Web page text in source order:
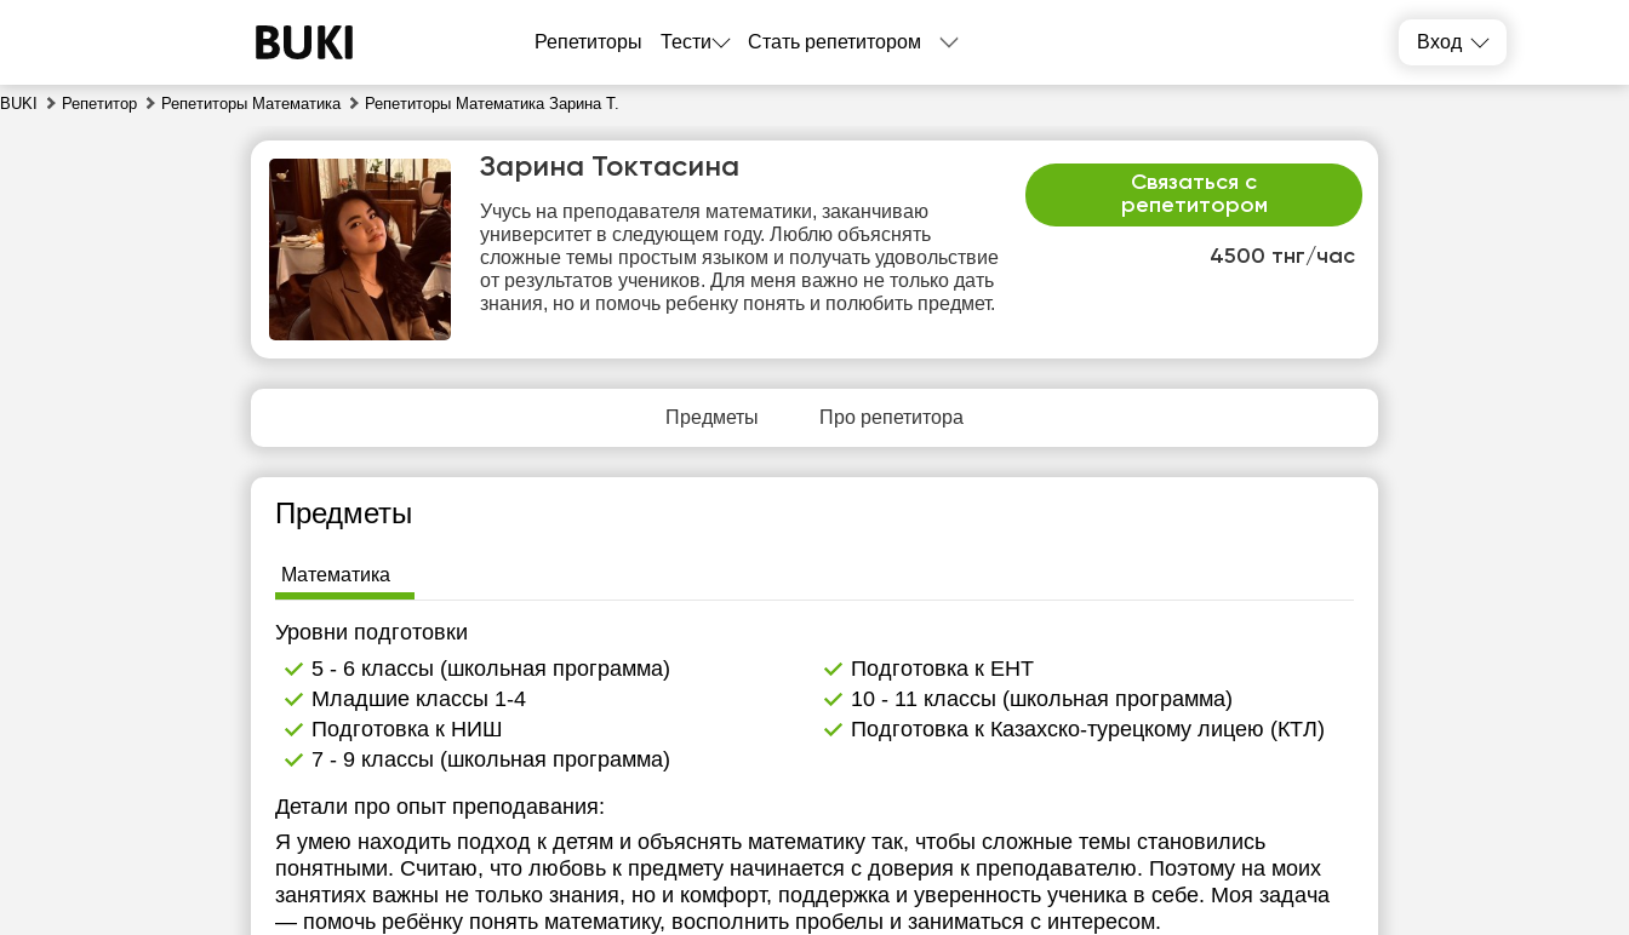
Репетиторы Тести Стать репетитором Вход
BUKI Репетитор Репетиторы Математика Репетиторы Математика Зарина Т.
4500 тнг/час
Связаться с
репетитором
Зарина Токтасина
Учусь на преподавателя математики, заканчиваю
университет в следующем году. Люблю объяснять
сложные темы простым языком и получать удовольствие
от результатов учеников. Для меня важно не только дать
знания, но и помочь ребенку понять и полюбить предмет.
Предметы Про репетитора
Предметы
Математика
Уровни подготовки
5 - 6 классы (школьная программа)
Подготовка к ЕНТ
Младшие классы 1-4
10 - 11 классы (школьная программа)
Подготовка к НИШ
Подготовка к Казахско-турецкому лицею (КТЛ)
7 - 9 классы (школьная программа)
Детали про опыт преподавания:
Я умею находить подход к детям и объяснять математику так, чтобы сложные темы становились
понятными. Считаю, что любовь к предмету начинается с доверия к преподавателю. Поэтому на моих
занятиях важны не только знания, но и комфорт, поддержка и уверенность ученика в себе. Моя задача
— помочь ребёнку понять математику, восполнить пробелы и заниматься с интересом.
чт
6
7
8
9
10
11
12
свободных
свободных
Нет
свободных
Нет
свободных
Нет
свободных
свободных
свободных